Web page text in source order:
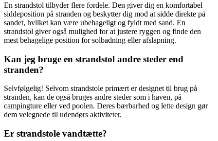
En strandstol tilbyder flere fordele. Den giver dig en komfortabel
siddeposition på stranden og beskytter dig mod at sidde direkte på
sandet, hvilket kan være ubehageligt og fyldt med sand. En
strandstol giver også mulighed for at justere ryggen og finde den
mest behagelige position for solbadning eller afslapning.
Kan jeg bruge en strandstol andre steder end
stranden?
Selvfølgelig! Selvom strandstole primært er designet til brug på
stranden, kan de også bruges andre steder som i haven, på
campingture eller ved poolen. Deres bærbarhed og lette design gør
dem velegnede til udendørs aktiviteter.
Er strandstole vandtætte?